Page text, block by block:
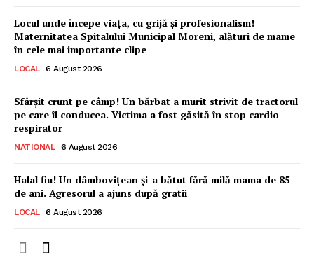
2 de 2
Locul unde începe viața, cu grijă și profesionalism!
Maternitatea Spitalului Municipal Moreni, alături de mame
în cele mai importante clipe
LOCAL 6 August 2026
Sfârșit crunt pe câmp! Un bărbat a murit strivit de tractorul
pe care îl conducea. Victima a fost găsită în stop cardio-
respirator
NATIONAL 6 August 2026
Halal fiu! Un dâmbovițean și-a bătut fără milă mama de 85
de ani. Agresorul a ajuns după gratii
LOCAL 6 August 2026